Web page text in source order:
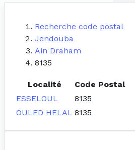
Recherche code postal
Jendouba
Ain Draham
8135
Localité
Code Postal
ESSELOUL
8135
OULED HELAL 8135